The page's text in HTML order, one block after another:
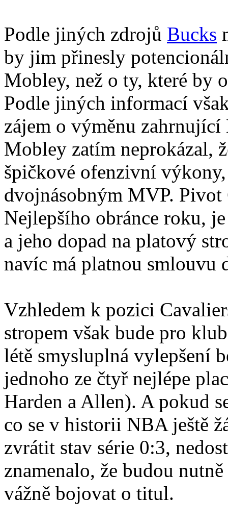
Podle jiných zdrojů Bucks
by jim přinesly
Mobley, než o ty, které by
Podle jiných informací
zájem o výměnu
Mobley zatím neprokázal,
špičkové ofenzivní
dvojnásobným MVP.
Nejlepšího obránce roku,
a jeho dopad na platový
navíc má platnou smlouvu
Vzhledem k pozici
stropem však bude pro
létě smysluplná vylepšení
jednoho ze čtyř nejlépe
Harden a Allen). A pokud
co se v historii NBA ještě
zvrátit stav série 0:3,
znamenalo, že budou
vážně bojovat o titul.